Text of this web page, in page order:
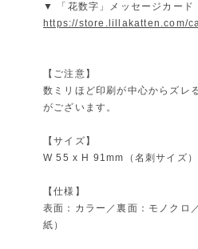
▼ 「花数字」メッセージカード
https://store.lillakatten.com/
【ご注意】
数ミリほど印刷が中心からズレ
がございます。
【サイズ】
W 55 x H 91mm（名刺サイズ）
【仕様】
表面：カラー／裏面：モノクロ
紙）